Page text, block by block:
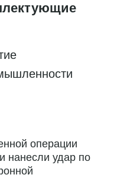
операции
нанесли удар по